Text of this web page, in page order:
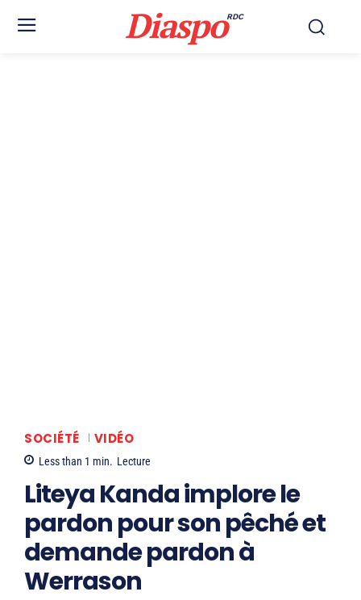
DiaspoRDC
SOCIÉTÉ VIDÉO
Less than 1 min. Lecture
Liteya Kanda implore le
pardon pour son pêché et
demande pardon à
Werrason